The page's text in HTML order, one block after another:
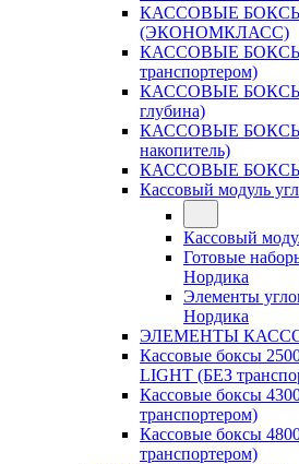
КАССОВЫЕ
(ЭКОНОМКЛАСС)
КАССОВЫЕ БОКСЫ
транспортером)
КАССОВЫЕ БОКСЫ
глубина)
КАССОВЫЕ БОКСЫ
накопитель)
КАССОВЫЕ
Кассовый модуль
Кассовый
Готовые
Нордика
Элементы
Нордика
ЭЛЕМЕНТЫ
Кассовые боксы
LIGHT (БЕЗ
Кассовые боксы
транспортером)
Кассовые боксы
транспортером)